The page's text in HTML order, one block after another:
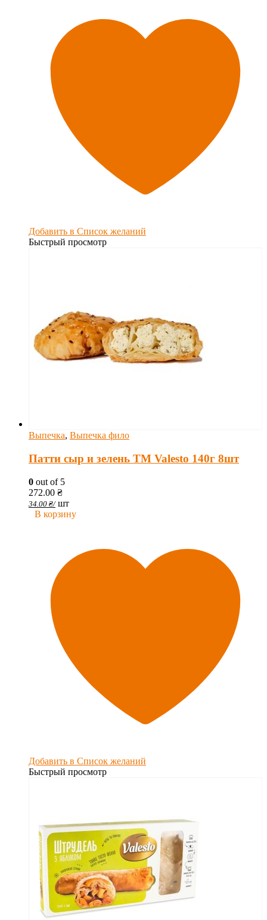
Добавить в Список желаний
Быстрый просмотр
Выпечка, Выпечка фило
Патти сыр и зелень TM Valesto 140г 8шт
0 out of 5
272.00 ₴
34.00 ₴/ шт
В корзину
Добавить в Список желаний
Быстрый просмотр